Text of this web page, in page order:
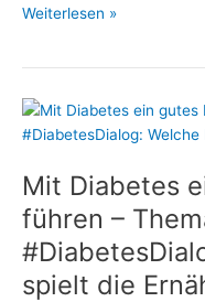
Mit
Wie
polnische
Senioren
sicher
begleiten
Weiterlesen »
Mit Diabetes
führen –
spielt die